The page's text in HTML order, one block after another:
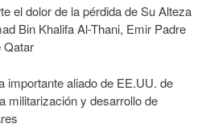
el dolor de la pérdida de Su Alteza
Bin Khalifa Al-Thani, Emir Padre
Qatar
importante aliado de EE.UU. de
militarización y desarrollo de